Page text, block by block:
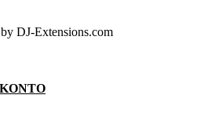
by DJ-Extensions.com